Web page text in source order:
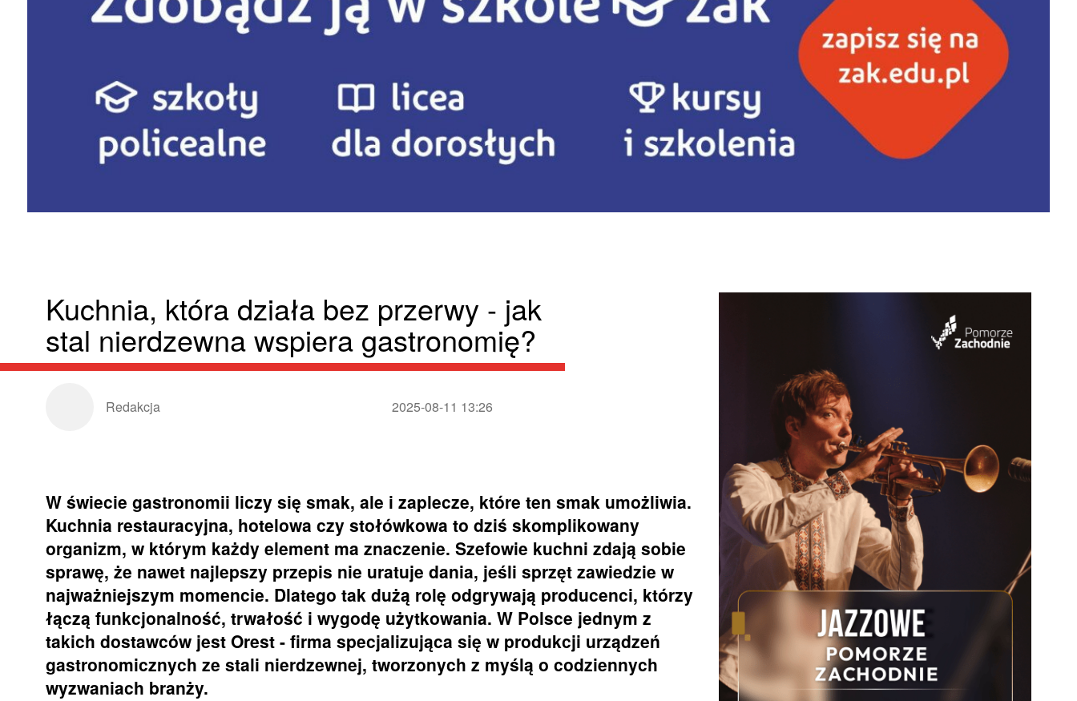
Kuchnia, która działa bez przerwy - jak
stal nierdzewna wspiera gastronomię?
Redakcja 2025-08-11 13:26
W świecie gastronomii liczy się smak, ale i zaplecze, które ten smak umożliwia.
Kuchnia restauracyjna, hotelowa czy stołówkowa to dziś skomplikowany
organizm, w którym każdy element ma znaczenie. Szefowie kuchni zdają sobie
sprawę, że nawet najlepszy przepis nie uratuje dania, jeśli sprzęt zawiedzie w
najważniejszym momencie. Dlatego tak dużą rolę odgrywają producenci, którzy
łączą funkcjonalność, trwałość i wygodę użytkowania. W Polsce jednym z
takich dostawców jest Orest - firma specjalizująca się w produkcji urządzeń
gastronomicznych ze stali nierdzewnej, tworzonych z myślą o codziennych
wyzwaniach branży.